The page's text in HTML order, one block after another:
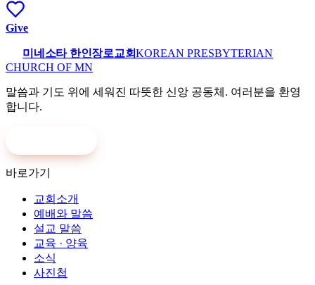
Give
미네소타 한인장로교회KOREAN PRESBYTERIAN
CHURCH OF MN
말씀과 기도 위에 세워진 따뜻한 신앙 공동체. 여러분을 환영
합니다.
바로가기
교회소개
예배와 말씀
설교 말씀
교육 · 양육
소식
사진첩